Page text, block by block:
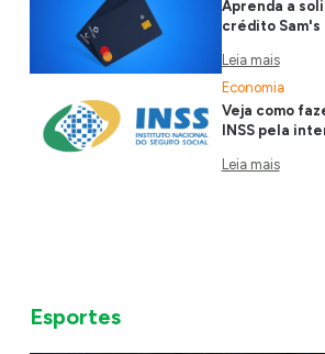
Aprenda a
crédito Sam's
Leia mais
Economia
Veja como
INSS pela
Leia mais
Esportes